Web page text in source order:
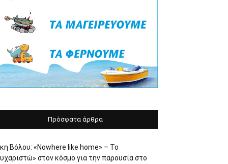
Πρόσφατα άρθρα
Βόλου: «Nowhere like home» – Το
στον κόσμο για την παρουσία στο